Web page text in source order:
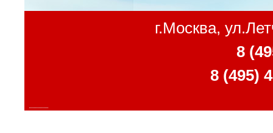
г.Москва,
8
8 (495)